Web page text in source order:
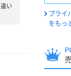
違い
プライ
をもっ